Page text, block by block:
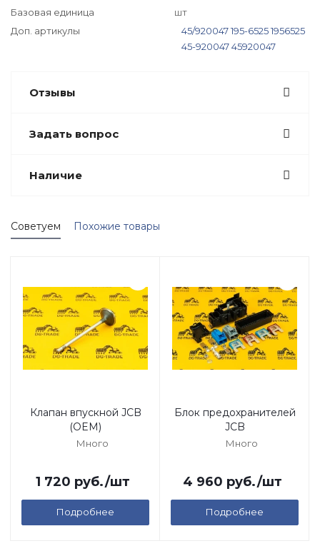
Базовая единица
шт
Доп. артикулы
45/920047195-65251956525
45-92004745920047
Отзывы
Задать вопрос
Наличие
Советуем Похожие товары
Клапан впускной JCB
(OEM)
Много
1 720 руб./шт
Подробнее
Блок предохранителей
JCB
Много
4 960 руб./шт
Подробнее